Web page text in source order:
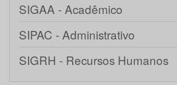
SIGAA - Acadêmico
SIPAC - Administrativo
SIGRH - Recursos Humanos